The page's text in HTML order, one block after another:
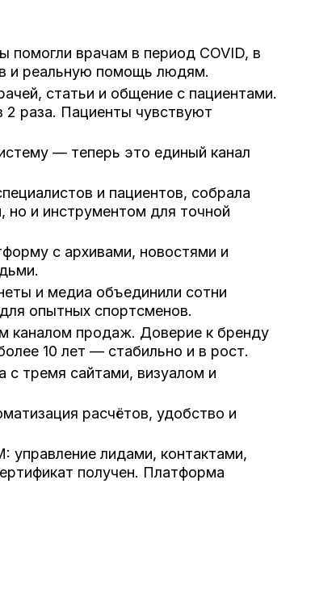
врачам в период COVID, в
и реальную помощь людям.
статьи и общение с пациентами.
2 раза. Пациенты чувствуют
— теперь это единый канал
и пациентов, собрала
но и инструментом для точной
с архивами, новостями и
и медиа объединили сотни
опытных спортсменов.
каналом продаж. Доверие к бренду
10 лет — стабильно и в рост.
с тремя сайтами, визуалом и
расчётов, удобство и
управление лидами, контактами,
получен. Платформа